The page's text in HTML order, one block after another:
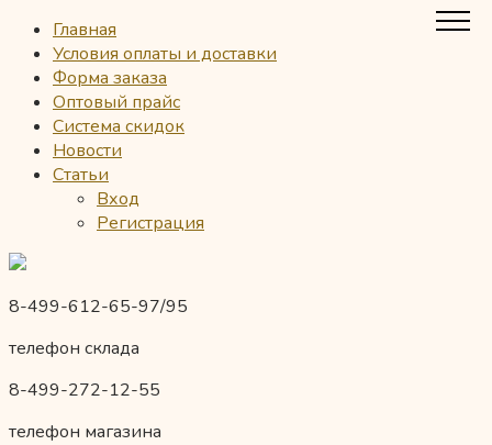
Главная
Условия оплаты и доставки
Форма заказа
Оптовый прайс
Система скидок
Новости
Статьи
Вход
Регистрация
8-499-612-65-97/95
телефон склада
8-499-272-12-55
телефон магазина